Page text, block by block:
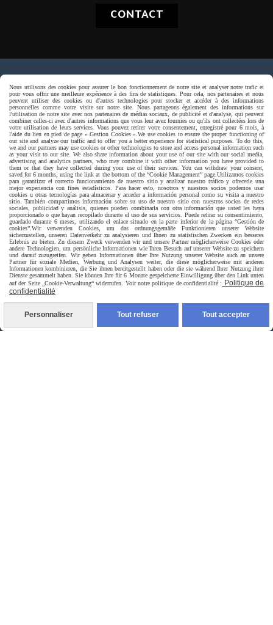
CONTACT
Paiement sécurisé
Livraison rapide
Nous utilisons des cookies pour assurer le bon fonctionnement de notre site et analyser notre trafic et
pour vous offrir une meilleure expérience à des fins de statistiques. Pour cela, nos partenaires et nous
peuvent utiliser des cookies ou d'autres technologies pour stocker et accéder à des informations
personnelles comme votre visite sur notre site. Nous partageons également des informations sur
l'utilisation de notre site avec nos partenaires de médias sociaux, de publicité et d'analyse, qui peuvent
combiner celles-ci avec d'autres informations que vous leur avez fournies ou qu'ils ont collectées lors de
votre utilisation de leurs services. Vous pouvez retirer votre consentement, enregistré pour 6 mois, à
l'aide du lien en pied de page « Gestion Cookies ». We use cookies to ensure the proper functioning of
our site and analyze our traffic and to offer you a better experience for statistical purposes. To do this,
we and our partners may use cookies or other technologies to store and access personal information such
as your visit to our site. We also share information about your use of our site with our social media,
advertising and analytics partners, who may combine it with other information you have provided to
them or that they have collected during your use of their services. You can withdraw your consent,
saved for 6 months, using the link at the bottom of the “Cookie Management” page. Utilizamos cookies
para garantizar el correcto funcionamiento de nuestro sitio y analizar nuestro tráfico y ofrecerle una
mejor experiencia con fines estadísticos. Para hacer esto, nosotros y nuestros socios podemos usar
cookies u otras tecnologías para almacenar y acceder a información personal como su visita a nuestro
sitio. También compartimos información sobre su uso de nuestro sitio con nuestros socios de redes
sociales, publicidad y análisis, quienes pueden combinarla con otra información que usted les haya
proporcionado o que hayan recopilado durante el uso de sus servicios. Puede retirar su consentimiento,
guardado durante 6 meses, utilizando el enlace situado en la parte inferior de la página “Gestión de
cookies”. Wir verwenden Cookies, um das ordnungsgemäße Funktionieren unserer Website
sicherzustellen, unseren Datenverkehr zu analysieren und Ihnen zu statistischen Zwecken ein besseres
Erlebnis zu bieten. Zu diesem Zweck verwenden wir und unsere Partner möglicherweise Cookies oder
andere Technologien, um persönliche Informationen wie Ihren Besuch auf unserer Website zu speichern
und darauf zuzugreifen. Wir geben Informationen über Ihre Nutzung unserer Website auch an unsere
Partner für soziale Medien, Werbung und Analysen weiter, die diese möglicherweise mit anderen
Informationen kombinieren, die Sie ihnen bereitgestellt haben oder die sie während Ihrer Nutzung ihrer
Dienste gesammelt haben. Sie können Ihre für 6 Monate gespeicherte Einwilligung über den Link unten
auf der Seite „Cookie-Verwaltung“ widerrufen. Voir notre politique de confidentialité :
Politique de
confidentialité
Personnaliser Tout refuser Tout accepter